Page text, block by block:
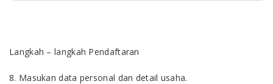
Langkah – langkah Pendaftaran
8. Masukan data personal dan detail usaha.